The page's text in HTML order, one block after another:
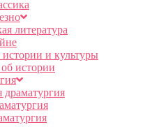
литература
и культуры
истории
драматургия